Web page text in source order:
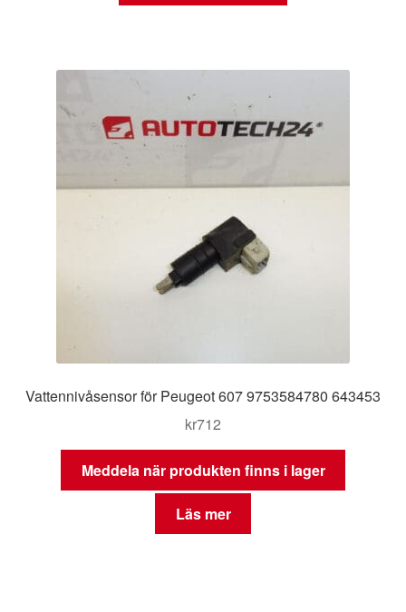
Vattennivåsensor för Peugeot 607 9753584780 643453
kr712
Meddela när produkten finns i lager
Läs mer